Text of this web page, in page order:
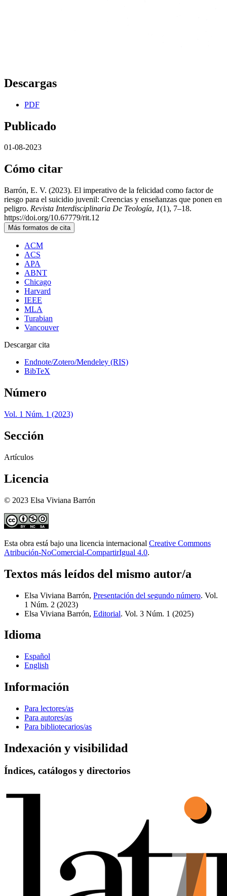
Descargas
PDF
Publicado
01-08-2023
Cómo citar
Barrón, E. V. (2023). El imperativo de la felicidad como factor de
riesgo para el suicidio juvenil: Creencias y enseñanzas que ponen en
peligro. Revista Interdisciplinaria De Teología, 1(1), 7–18.
https://doi.org/10.67779/rit.12
Más formatos de cita
ACM
ACS
APA
ABNT
Chicago
Harvard
IEEE
MLA
Turabian
Vancouver
Descargar cita
Endnote/Zotero/Mendeley (RIS)
BibTeX
Número
Vol. 1 Núm. 1 (2023)
Sección
Artículos
Licencia
© 2023 Elsa Viviana Barrón
Esta obra está bajo una licencia internacional Creative Commons
Atribución-NoComercial-CompartirIgual 4.0.
Textos más leídos del mismo autor/a
Elsa Viviana Barrón, Presentación del segundo número. Vol.
1 Núm. 2 (2023)
Elsa Viviana Barrón, Editorial. Vol. 3 Núm. 1 (2025)
Idioma
Español
English
Información
Para lectores/as
Para autores/as
Para bibliotecarios/as
Indexación y visibilidad
Índices, catálogos y directorios